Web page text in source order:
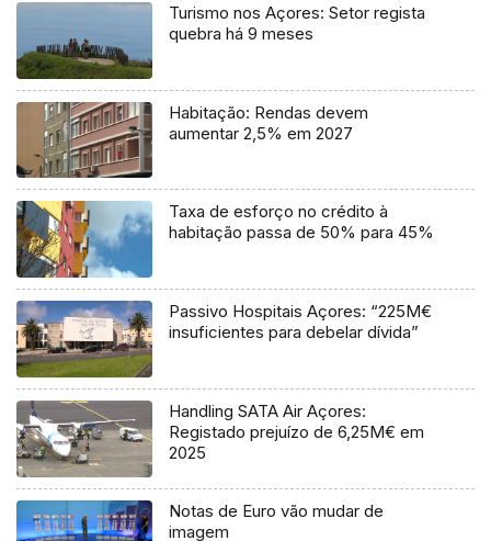
Turismo nos Açores: Setor regista
quebra há 9 meses
Habitação: Rendas devem
aumentar 2,5% em 2027
Taxa de esforço no crédito à
habitação passa de 50% para 45%
Passivo Hospitais Açores: “225M€
insuficientes para debelar dívida”
Handling SATA Air Açores:
Registado prejuízo de 6,25M€ em
2025
Notas de Euro vão mudar de
imagem